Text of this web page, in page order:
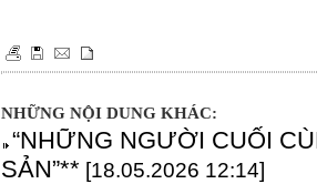
NHỮNG NỘI DUNG KHÁC:
“NHỮNG NGƯỜI CUỐI
SẢN”** [18.05.2026 12:14]